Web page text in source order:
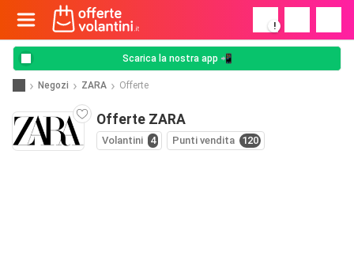
!
Scarica la nostra app 📲
Negozi ZARA Offerte
Offerte ZARA
Volantini 4 Punti vendita 120